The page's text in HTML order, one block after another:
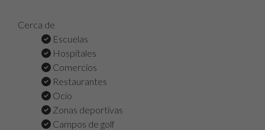
Cerca de
Escuelas
Hospitales
Comercios
Restaurantes
Ocio
Zonas deportivas
Campos de golf